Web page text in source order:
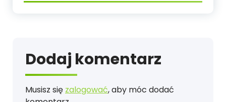
Dodaj komentarz
Musisz się zalogować, aby móc dodać